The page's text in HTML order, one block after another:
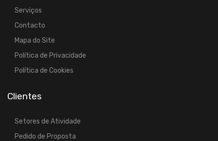
Serviços
Contacto
Mapa do Site
Política de Privacidade
Política de Cookies
Clientes
Setores de Atividade
Pedido de Proposta